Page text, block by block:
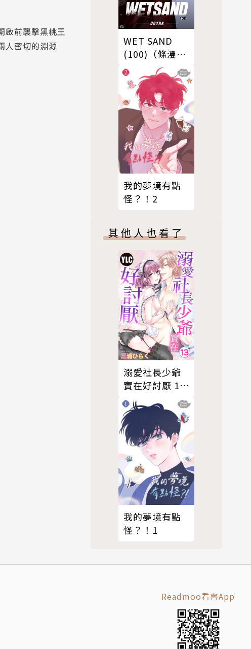
啟前襲擊黑桃王
人密切的淵源
WET SAND
(100)（條漫
版）
我的夢境有點
怪？！2
其他人也看了
溺愛社長少爺
實在好討厭 13
(完)
我的夢境有點
怪？！1
Readmoo看書App